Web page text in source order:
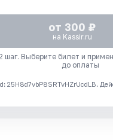
от 300 ₽
на Kassir.ru
шаг. Выберите билет и
до оплаты